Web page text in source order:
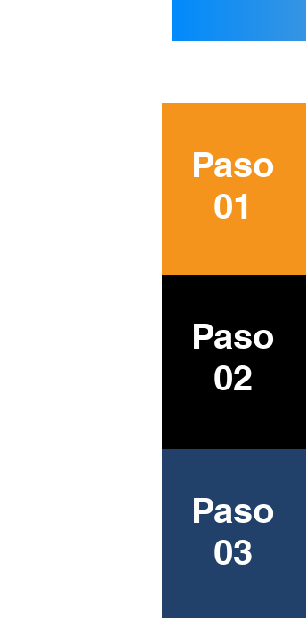
Paso
01
Paso
02
Paso
03